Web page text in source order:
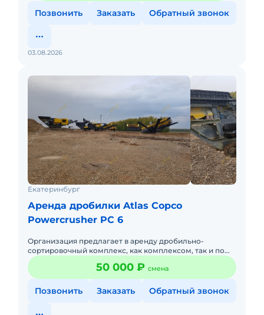
Позвонить Заказать Обратный звонок
03.08.2026
Екатеринбург
Аренда дробилки Atlas Copco
Powercrusher PC 6
Организация предлагает в аренду дробильно-
сортировочный комплекс, как комплексом, так и по
раздельности. Щековая дробилка PC 6 с наработкой в
2376 часов: Двиг
50 000 ₽ смена
Позвонить Заказать Обратный звонок